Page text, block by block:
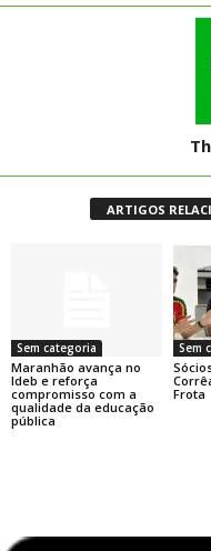
ARTIGOS
Sem categoria
Maranhão avança no
Ideb e reforça
compromisso com a
qualidade da educação
pública
Sem
Frota